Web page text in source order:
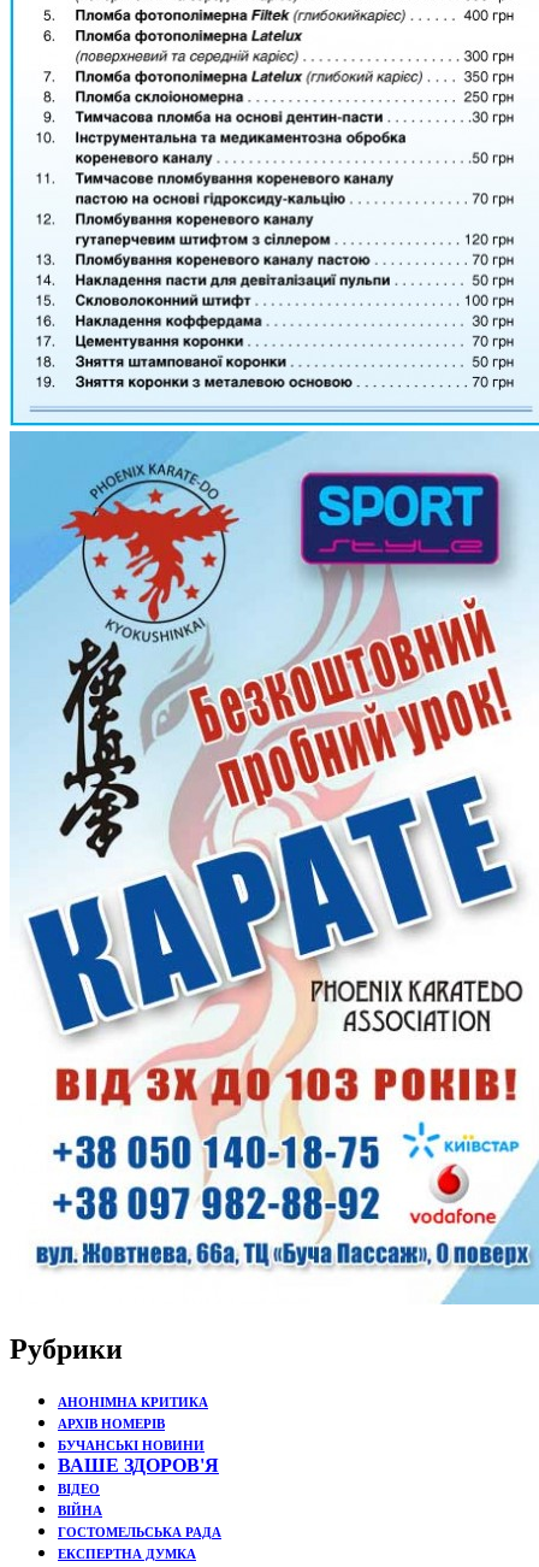
Рубрики
АНОНІМНА КРИТИКА
АРХІВ НОМЕРІВ
БУЧАНСЬКІ НОВИНИ
ВАШЕ ЗДОРОВ'Я
ВІДЕО
ВІЙНА
ГОСТОМЕЛЬСЬКА РАДА
ЕКСПЕРТНА ДУМКА